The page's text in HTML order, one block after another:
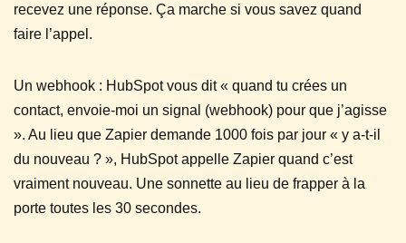
recevez une réponse. Ça marche si vous savez quand
faire l’appel.
Un webhook : HubSpot vous dit « quand tu crées un
contact, envoie-moi un signal (webhook) pour que j’agisse
». Au lieu que Zapier demande 1000 fois par jour « y a-t-il
du nouveau ? », HubSpot appelle Zapier quand c’est
vraiment nouveau. Une sonnette au lieu de frapper à la
porte toutes les 30 secondes.